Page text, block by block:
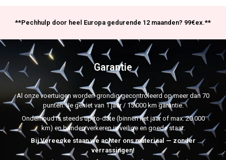
**Pechhulp door heel Europa gedurende 12 maanden? 99€ex.**
Garantie
Al onze voertuigen worden grondig gecontroleerd op meer dan 70
punten. Je geniet van 1 jaar / 15.000 km garantie.
Onderhoud is steeds up-to-date (binnen het jaar of max. 20.000
km) en banden verkeren in veilige en goede staat.
Bij Vereecke staan we achter ons materiaal — zonder
verrassingen!